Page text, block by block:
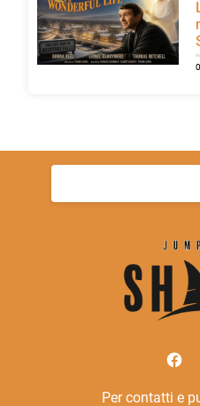
La
Ricerca
Per contatti e